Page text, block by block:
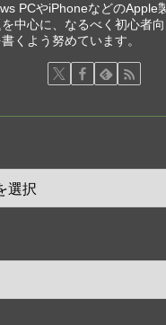
PCやiPhoneなどのApple
中心に、なるべく初心者
くよう努めています。